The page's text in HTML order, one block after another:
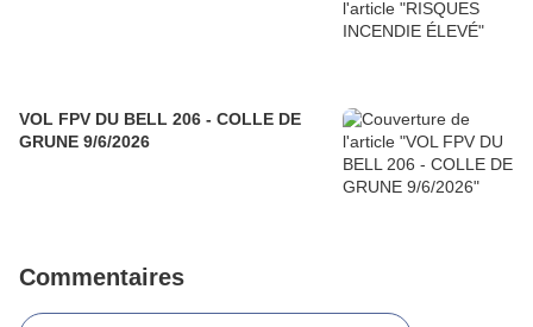
VOL FPV DU BELL 206 - COLLE DE
GRUNE 9/6/2026
Commentaires